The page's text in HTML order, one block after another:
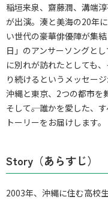
稲垣来泉、齋藤潤、溝端
が出演。湊と美海の20年
い世代の豪華俳優陣が集
日」のアンサーソングと
に別れが訪れたとしても
り続けるというメッセー
沖縄と東京、2つの都市を
そして――。誰かを愛した、
トーリーをお届けします。
Story（あらすじ）
2003年、沖縄に住む高校